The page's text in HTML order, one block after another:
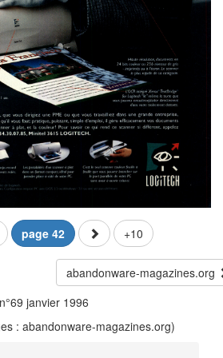
page 42 +10
abandonware-magazines.org
n°69 janvier 1996
: abandonware-magazines.org)